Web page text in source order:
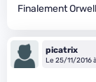
Finalement
picatrix
Le 25/11/2016